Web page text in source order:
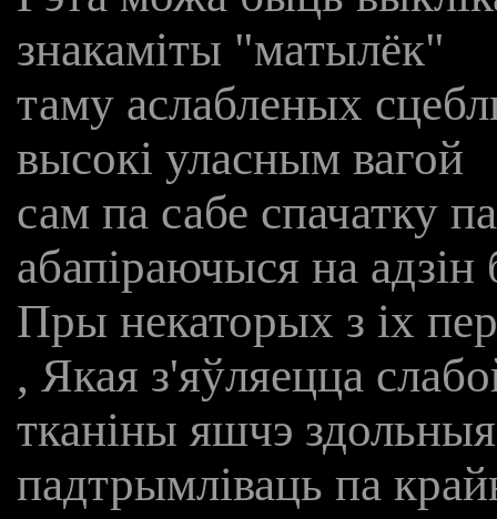
знакаміты "матылёк"
таму аслабленых
высокі уласным вагой
сам па сабе спачатку
абапіраючыся на адзін
Пры некаторых з іх
, Якая з'яўляецца
тканіны яшчэ здольныя
падтрымліваць па